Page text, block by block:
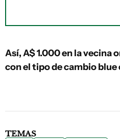
Así, A$ 1.000 en la vecina
con el tipo de cambio blue
TEMAS